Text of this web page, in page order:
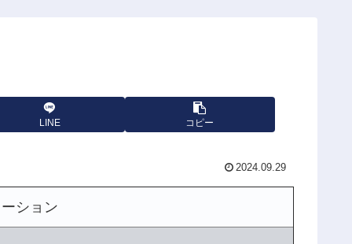
LINE コピー
2024.09.29
ション